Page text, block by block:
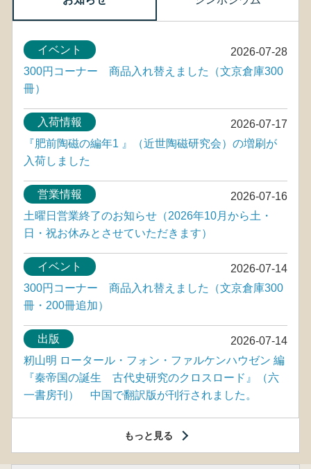
2026-07-28
イベント
300円コーナー 商品入れ替えました（文京倉庫300
冊）
2026-07-17
入荷情報
『肥前陶磁の編年1 』（近世陶磁研究会）の増刷が
入荷しました
2026-07-16
営業情報
土曜日営業終了のお知らせ（2026年10月から土・
日・祝お休みとさせていただきます）
2026-07-14
イベント
300円コーナー 商品入れ替えました（文京倉庫300
冊・200冊追加）
2026-07-14
出版
籾山明 ロータール・フォン・ファルケンハウゼン 編
『秦帝国の誕生 古代史研究のクロスロード』（六
一書房刊） 中国で翻訳版が刊行されました。
もっと見る